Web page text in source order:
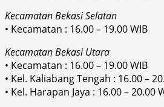
Kecamatan Bekasi Selatan
• Kecamatan : 16.00 – 19.00 WIB
Kecamatan Bekasi Utara
• Kecamatan : 16.00 – 19.00 WIB
• Kel. Kaliabang Tengah : 16.00 –
• Kel. Harapan Jaya : 16.00 – 20.00